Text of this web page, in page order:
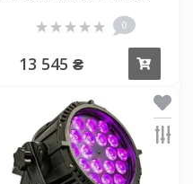
0
13 545 ₴